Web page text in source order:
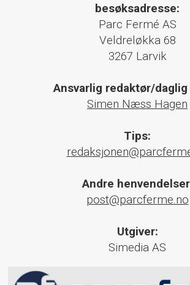
besøksadresse:
Parc Fermé AS
Veldreløkka 68
3267 Larvik
Ansvarlig redaktør/daglig
Simen Næss Hagen
Tips:
Andre
post@parcferme.no
Utgiver:
Simedia AS